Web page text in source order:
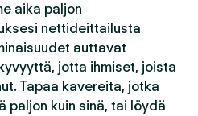
aika paljon
nettideittailusta
auttavat
jotta ihmiset, joista
Tapaa kavereita, jotka
paljon kuin sinä, tai löydä